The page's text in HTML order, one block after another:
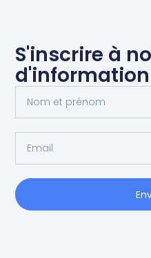
S'inscrire à
d'information